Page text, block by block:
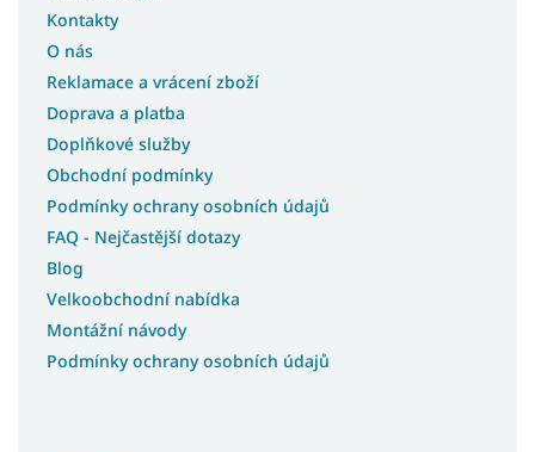
Kontakty
O nás
Reklamace a vrácení zboží
Doprava a platba
Doplňkové služby
Obchodní podmínky
Podmínky ochrany osobních údajů
FAQ - Nejčastější dotazy
Blog
Velkoobchodní nabídka
Montážní návody
Podmínky ochrany osobních údajů